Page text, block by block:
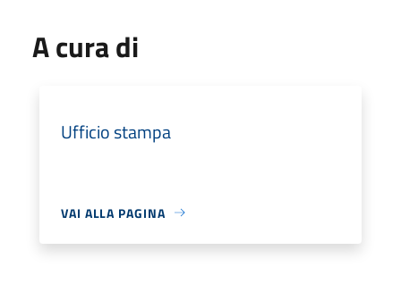
A cura di
Ufficio stampa
VAI ALLA PAGINA